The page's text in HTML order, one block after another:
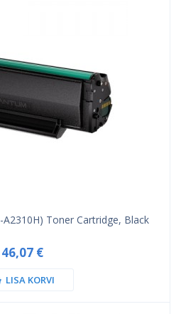
Toner Cartridge, Black
46,07 €
LISA KORVI